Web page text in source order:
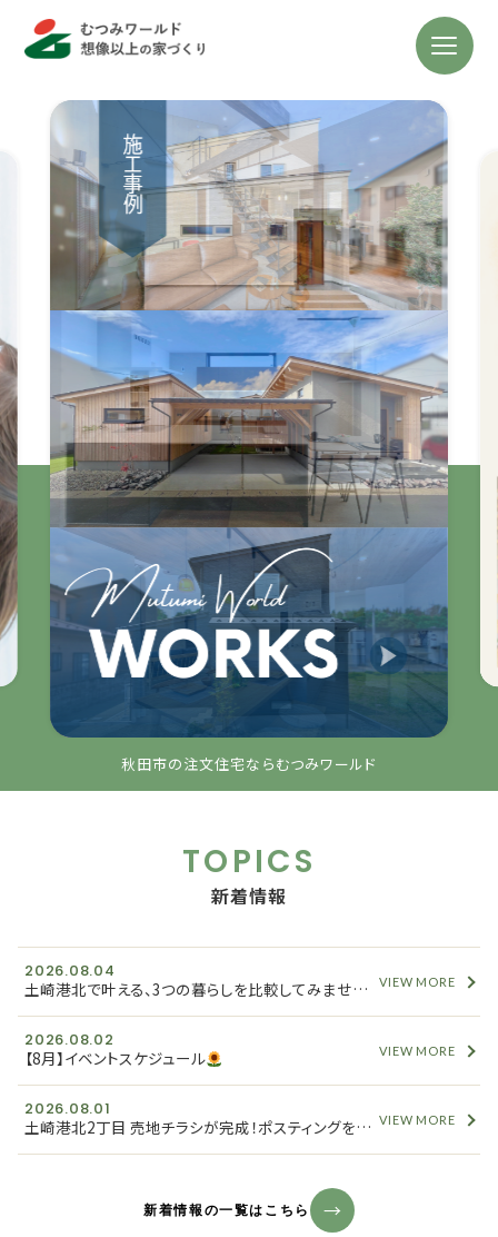
秋田市の注文住宅ならむつみワールド
TOPICS
新着情報
2026.08.04
土崎港北で叶える、3つの暮らしを比較してみませんか？ VIEW MORE
2026.08.02
【8月】イベントスケジュール VIEW MORE
2026.08.01
土崎港北2丁目 売地チラシが完成！ポスティングを開始しました VIEW MORE
新着情報の一覧はこちら